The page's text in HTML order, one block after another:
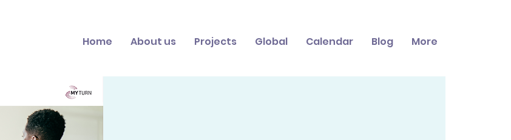
Home About us Projects Global Calendar Blog More